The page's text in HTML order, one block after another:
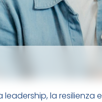
la resilienza e